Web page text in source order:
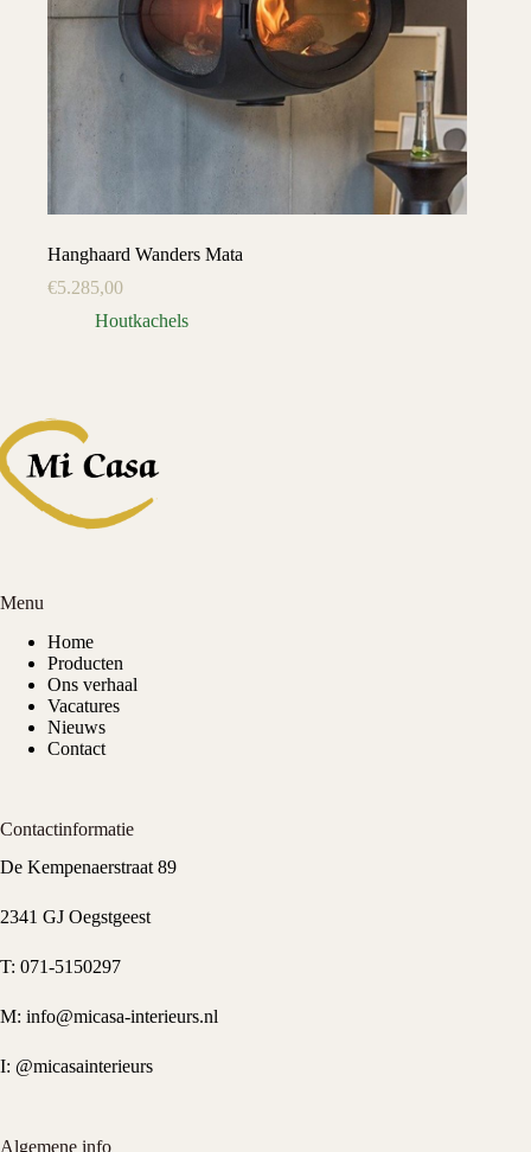
Hanghaard Wanders Mata
€5.285,00
Houtkachels
Menu
Home
Producten
Ons verhaal
Vacatures
Nieuws
Contact
Contactinformatie
De Kempenaerstraat 89
2341 GJ Oegstgeest
T: 071-5150297
M: info@micasa-interieurs.nl
I: @micasainterieurs
Algemene info